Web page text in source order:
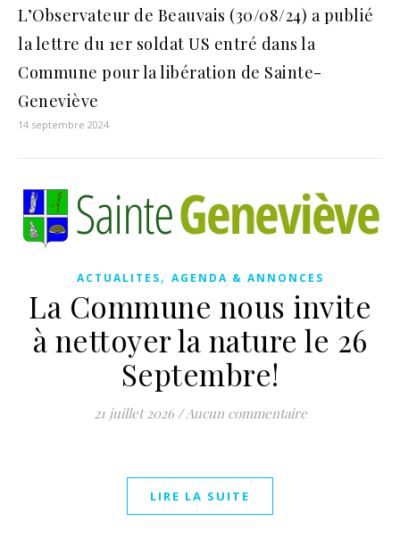
L’Observateur de Beauvais (30/08/24) a publié
la lettre du 1er soldat US entré dans la
Commune pour la libération de Sainte-
Geneviève
14 septembre 2024
ACTUALITES, AGENDA & ANNONCES
La Commune nous invite
à nettoyer la nature le 26
Septembre!
21 juillet 2026 /Aucun commentaire
LIRE LA SUITE